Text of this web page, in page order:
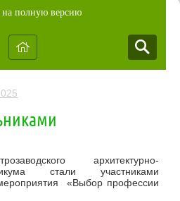
на полную версию
архитектурно-
стали участниками
«Выбор профессии